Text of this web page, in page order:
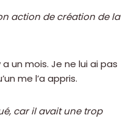
action de création de la
a un mois. Je ne lui ai pas
me l’a appris.
car il avait une trop